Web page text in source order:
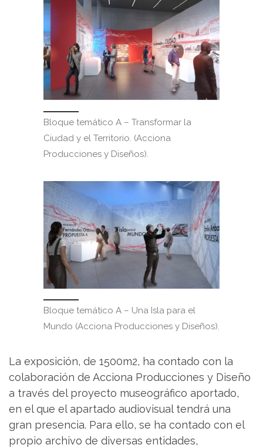
Bloque temático A – Transformar la
Ciudad y el Territorio. (Acciona
Producciones y Diseños).
Bloque temático A – Una Isla para el
Mundo (Acciona Producciones y Diseños).
La exposición, de 1500m2, ha contado con la
colaboración de Acciona Producciones y Diseño
a través del proyecto museográfico aportado,
en el que el apartado audiovisual tendrá una
gran presencia. Para ello, se ha contado con el
propio archivo de diversas entidades,